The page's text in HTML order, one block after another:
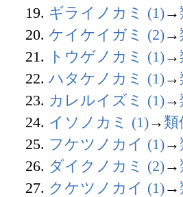
19. ギライノカミ (1)→
20. ケイケイガミ (2)→
21.
トウゲノカミ (1)→
22. ハタケノカミ (1)→
23. カレルイズミ (1)→
24. イソノカミ (1)→ 類
25. フケツノカイ (1)→
26. ダイクノカミ (2)→
27. クケツノカイ (1)→